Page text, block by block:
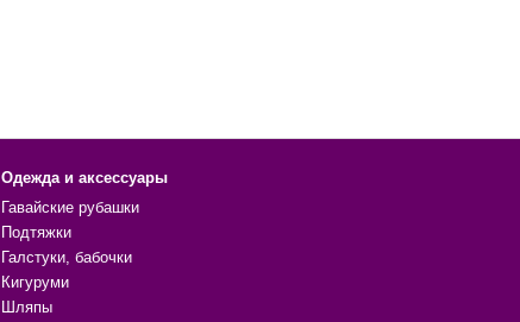
Одежда и аксессуары
Гавайские рубашки
Подтяжки
Галстуки, бабочки
Кигуруми
Шляпы